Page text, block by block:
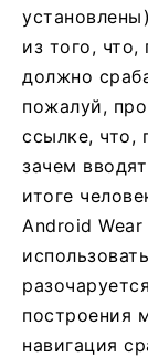
из того,
должно
пожалуй,
ссылке,
зачем
итоге
Android
построения
навигация